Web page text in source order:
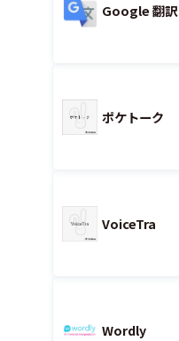
Google 翻訳
ポケトーク
VoiceTra
Wordly